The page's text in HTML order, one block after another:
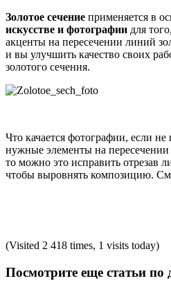
Золотое сечение применяется в
искусстве и фотографии для
акценты на пересечении линий
и вы улучшить качество своих
золотого сечения.
Что качается фотографии, если не
нужные элементы на
то можно это исправить отрезав
чтобы выровнять композицию.
(Visited 2 418 times, 1 visits today)
Посмотрите еще статьи по